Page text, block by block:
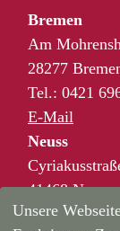
Bremen
Am
28277
Tel.: 0421
E-Mail
Neuss
41468 Neuss
Tel.: 02131
Unsere